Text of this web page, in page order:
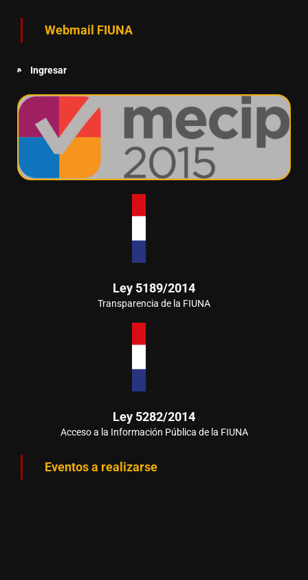
Webmail FIUNA
Ingresar
Ley 5189/2014
Transparencia de la FIUNA
Ley 5282/2014
Acceso a la Información Pública de la FIUNA
Eventos a realizarse